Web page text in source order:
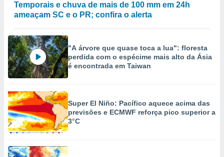
Temporais e chuva de mais de 100 mm em 24h
ameaçam SC e o PR; confira o alerta
"A árvore que quase toca a lua": floresta
perdida com o espécime mais alto da Ásia
é encontrada em Taiwan
Super El Niño: Pacífico aquece acima das
previsões e ECMWF reforça pico superior a
3°C